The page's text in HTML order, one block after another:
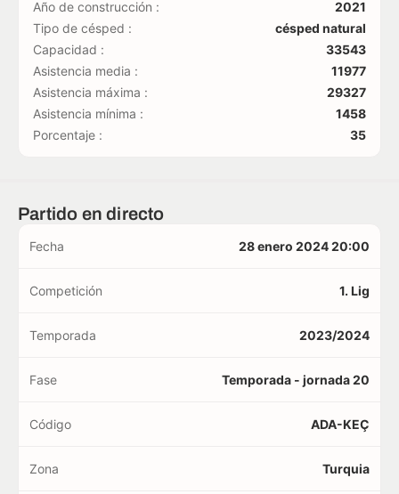
Año de construcción :
2021
Tipo de césped :
césped natural
Capacidad :
33543
Asistencia media :
11977
Asistencia máxima :
29327
Asistencia mínima :
1458
Porcentaje :
35
Partido en directo
Fecha 28 enero 2024 20:00
Competición 1. Lig
Temporada 2023/2024
Fase Temporada - jornada 20
Código ADA-KEÇ
Zona Turquia